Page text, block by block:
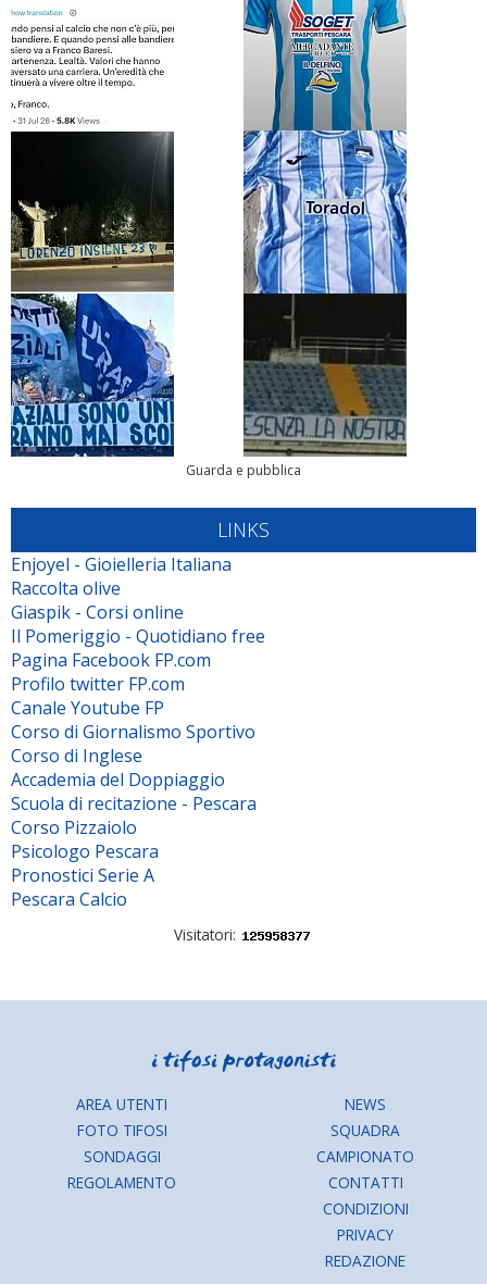
Guarda e pubblica
LINKS
Enjoyel - Gioielleria Italiana
Raccolta olive
Giaspik - Corsi online
Il Pomeriggio - Quotidiano free
Pagina Facebook FP.com
Profilo twitter FP.com
Canale Youtube FP
Corso di Giornalismo Sportivo
Corso di Inglese
Accademia del Doppiaggio
Scuola di recitazione - Pescara
Corso Pizzaiolo
Psicologo Pescara
Pronostici Serie A
Pescara Calcio
Visitatori:
AREA UTENTI
FOTO TIFOSI
SONDAGGI
REGOLAMENTO
NEWS
SQUADRA
CAMPIONATO
CONTATTI
CONDIZIONI
PRIVACY
REDAZIONE